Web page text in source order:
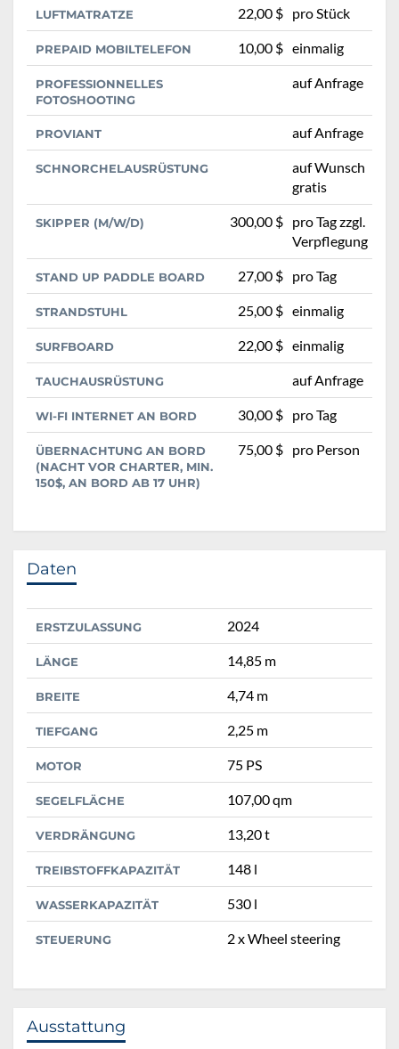
LUFTMATRATZE 22,00 $ pro Stück
PREPAID MOBILTELEFON 10,00 $ einmalig
PROFESSIONNELLES
FOTOSHOOTING
auf Anfrage
PROVIANT auf Anfrage
SCHNORCHELAUSRÜSTUNG
auf Wunsch
gratis
SKIPPER (M/W/D) 300,00 $ pro Tag zzgl.
Verpflegung
STAND UP PADDLE BOARD 27,00 $ pro Tag
STRANDSTUHL 25,00 $ einmalig
SURFBOARD 22,00 $ einmalig
TAUCHAUSRÜSTUNG auf Anfrage
WI-FI INTERNET AN BORD 30,00 $ pro Tag
ÜBERNACHTUNG AN BORD
(NACHT VOR CHARTER, MIN.
150$, AN BORD AB 17 UHR)
75,00 $ pro Person
Daten
ERSTZULASSUNG 2024
LÄNGE 14,85 m
BREITE 4,74 m
TIEFGANG 2,25 m
MOTOR 75 PS
SEGELFLÄCHE 107,00 qm
VERDRÄNGUNG 13,20 t
TREIBSTOFFKAPAZITÄT 148 l
WASSERKAPAZITÄT 530 l
STEUERUNG 2 x Wheel steering
Ausstattung